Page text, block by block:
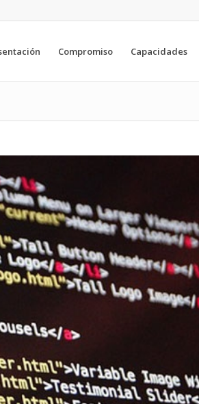
Compromiso Capacidades